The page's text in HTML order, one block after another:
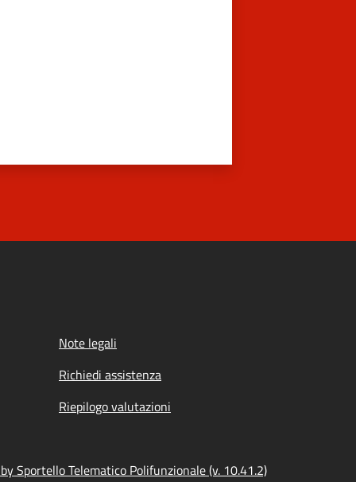
Note legali
Richiedi assistenza
Riepilogo valutazioni
Sportello Telematico Polifunzionale (v. 10.41.2)